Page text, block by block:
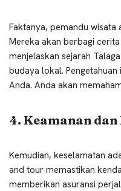
Faktanya, pemandu
Mereka akan berbagi
menjelaskan sejarah
budaya lokal.
Anda. Anda akan
4. Keamanan
Kemudian, keselamatan
and tour memastikan
memberikan asuransi